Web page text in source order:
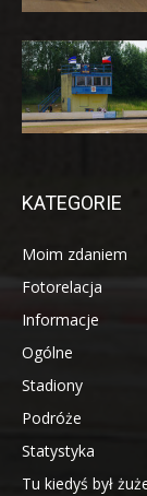
KATEGORIE
Moim zdaniem
Fotorelacja
Informacje
Ogólne
Stadiony
Podróże
Statystyka
Tu kiedyś był